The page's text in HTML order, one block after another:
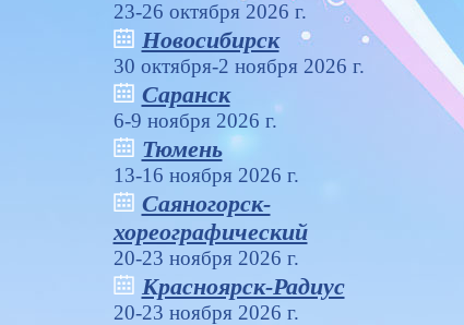
23-26 октября 2026 г.
Новосибирск
30 октября-2 ноября 2026 г.
Саранск
6-9 ноября 2026 г.
Тюмень
13-16 ноября 2026 г.
Саяногорск-
хореографический
20-23 ноября 2026 г.
Красноярск-Радиус
20-23 ноября 2026 г.